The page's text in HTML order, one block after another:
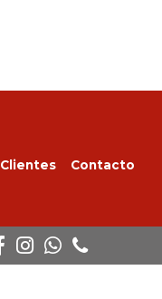
Clientes Contacto